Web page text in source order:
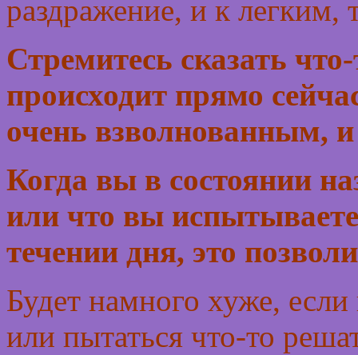
раздражение, и к легким,
Стремитесь сказать
происходит прямо
очень взволнованным,
Когда вы в состоянии
или что вы
течении дня, это
Будет намного хуже,
или пытаться что-то